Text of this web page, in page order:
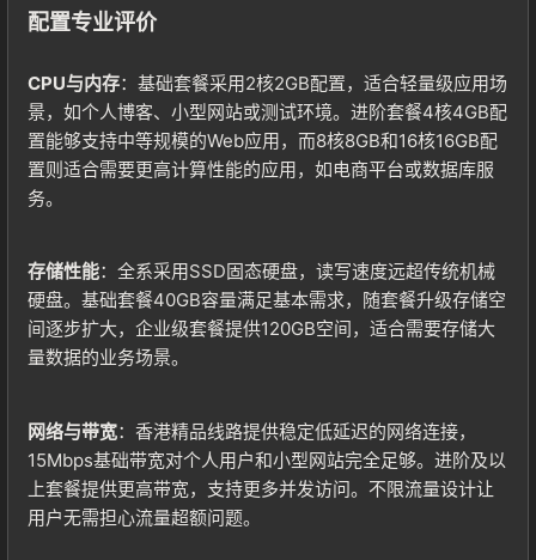
配置专业评价
CPU与内存：基础套餐采用2核2GB配置，适合轻量级应用场
景，如个人博客、小型网站或测试环境。进阶套餐4核4GB配
置能够支持中等规模的Web应用，而8核8GB和16核16GB配
置则适合需要更高计算性能的应用，如电商平台或数据库服
务。
存储性能：全系采用SSD固态硬盘，读写速度远超传统机械
硬盘。基础套餐40GB容量满足基本需求，随套餐升级存储空
间逐步扩大，企业级套餐提供120GB空间，适合需要存储大
量数据的业务场景。
网络与带宽：香港精品线路提供稳定低延迟的网络连接，
15Mbps基础带宽对个人用户和小型网站完全足够。进阶及以
上套餐提供更高带宽，支持更多并发访问。不限流量设计让
用户无需担心流量超额问题。
登录
记住登录
用户协议